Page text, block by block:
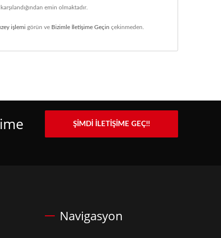
emin olmaktadır.
işlemi görün ve Bizimle İletişime Geçin çekinmeden.
ŞIMDI İLETIŞIME GEÇ!!
Navigasyon